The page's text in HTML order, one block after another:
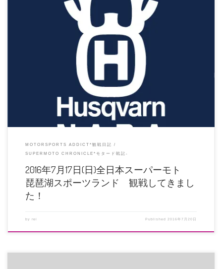
全国各地で開催されたレースの戦況やリザルト報告を見てたら、全部観戦に
MOTORSPORTS ADDICT*観戦日記
SUPERMOTO CHRONICLE*モタード戦記-
2016年7月17日(日)全日本スーパーモト
琵琶湖スポーツランド 観戦してきまし
た！
by rei Published2016年7月20日